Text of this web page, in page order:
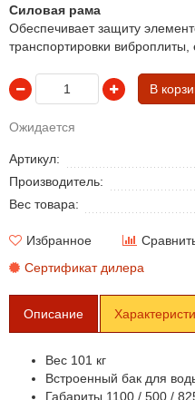
Силовая рама
Обеспечивает защиту
транспортировки виброплиты,
В
Ожидается
Артикул:
Производитель:
Вес товара:
Избранное
Сертификат дилера
Описание
Вес 101 кг
Встроенный бак для
Габариты 1100 / 500 /